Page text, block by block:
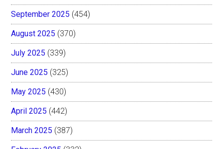
September 2025 (454)
August 2025 (370)
July 2025 (339)
June 2025 (325)
May 2025 (430)
April 2025 (442)
March 2025 (387)